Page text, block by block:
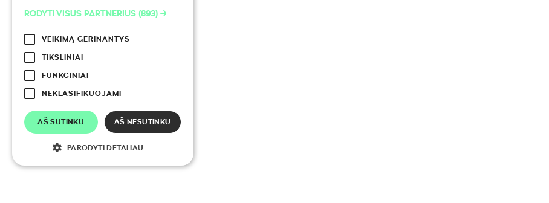
RODYTI VISUS PARTNERIUS (893) →
VEIKIMĄ GERINANTYS
TIKSLINIAI
FUNKCINIAI
NEKLASIFIKUOJAMI
AŠ SUTINKU AŠ NESUTINKU
PARODYTI DETALIAU